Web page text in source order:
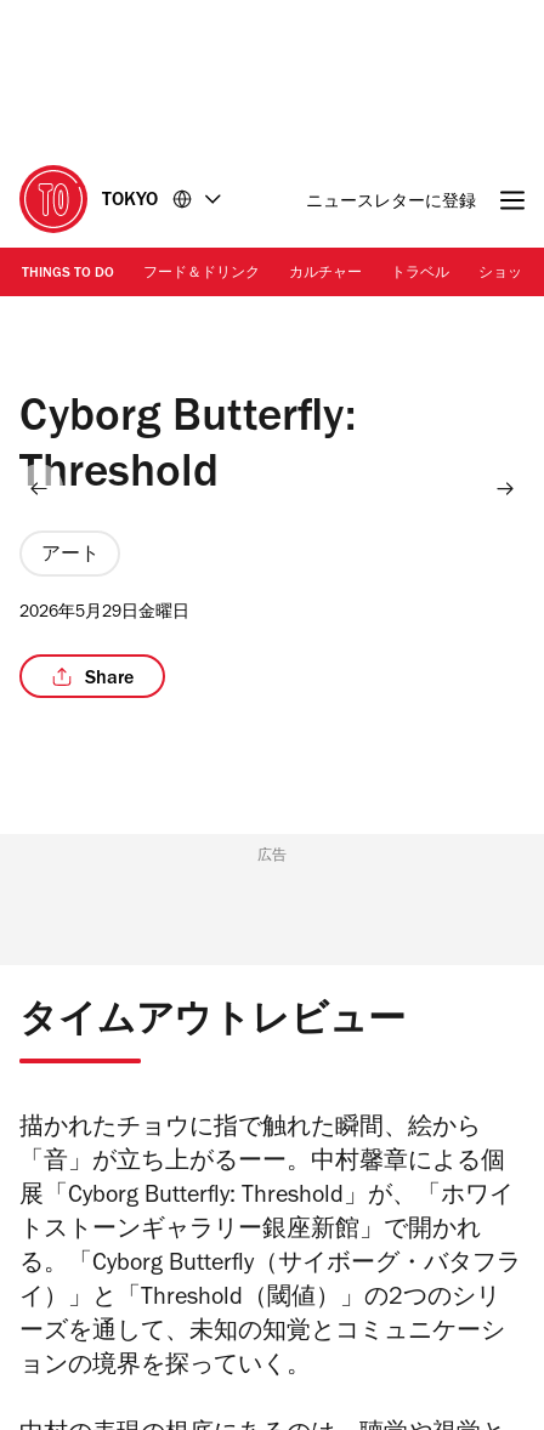
に
移
動
移
動
TOKYO ニュースレターに登録
THINGS TO DO フード＆ドリンク カルチャー トラベル ショッピ
キービジュアル | 「Cyborg Butterfly: Threshold」
Cyborg Butterfly:
Threshold
アート
2026年5月29日金曜日
Share
広告
タイムアウトレビュー
描かれたチョウに指で触れた瞬間、絵から
「音」が立ち上がるーー。中村馨章による個
展「Cyborg Butterfly: Threshold」が、
「ホワイ
トストーンギャラリー銀座新館」
で開かれ
る。「 Cyborg Butterfly（サイボーグ・バタフラ
イ）」と「 Threshold （閾値）」の2つのシリ
ーズを通して、未知の知覚とコミュニケーシ
ョンの境界を探っていく。